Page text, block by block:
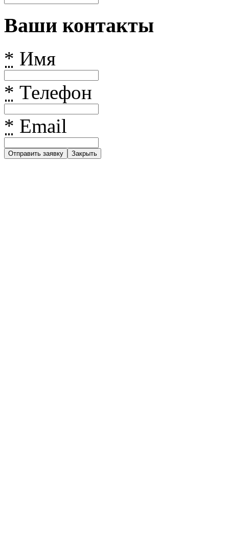
Ваши контакты
* Имя
* Телефон
* Email
Закрыть